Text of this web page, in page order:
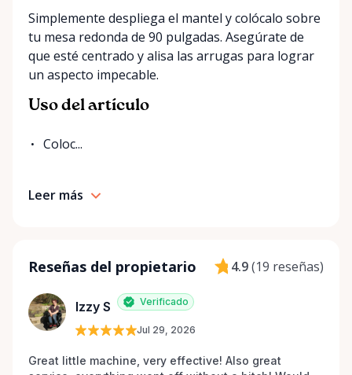
Simplemente despliega el mantel y colócalo sobre
tu mesa redonda de 90 pulgadas. Asegúrate de
que esté centrado y alisa las arrugas para lograr
un aspecto impecable.
Uso del artículo
Coloc...
Leer más
Reseñas del propietario 4.9(19 reseñas)
Izzy S Verificado
Jul 29, 2026
Great little machine, very effective! Also great